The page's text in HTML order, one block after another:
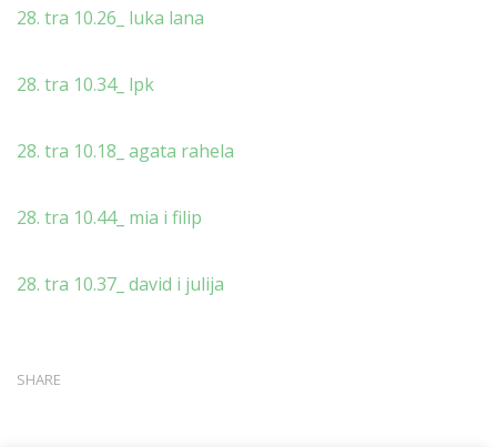
28. tra 10.26_ luka lana
28. tra 10.34_ lpk
28. tra 10.18_ agata rahela
28. tra 10.44_ mia i filip
28. tra 10.37_ david i julija
SHARE